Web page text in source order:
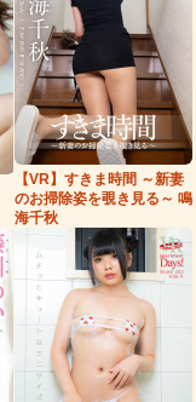
【VR】すきま時間 ～新妻
のお掃除姿を覗き見る～ 鳴
海千秋